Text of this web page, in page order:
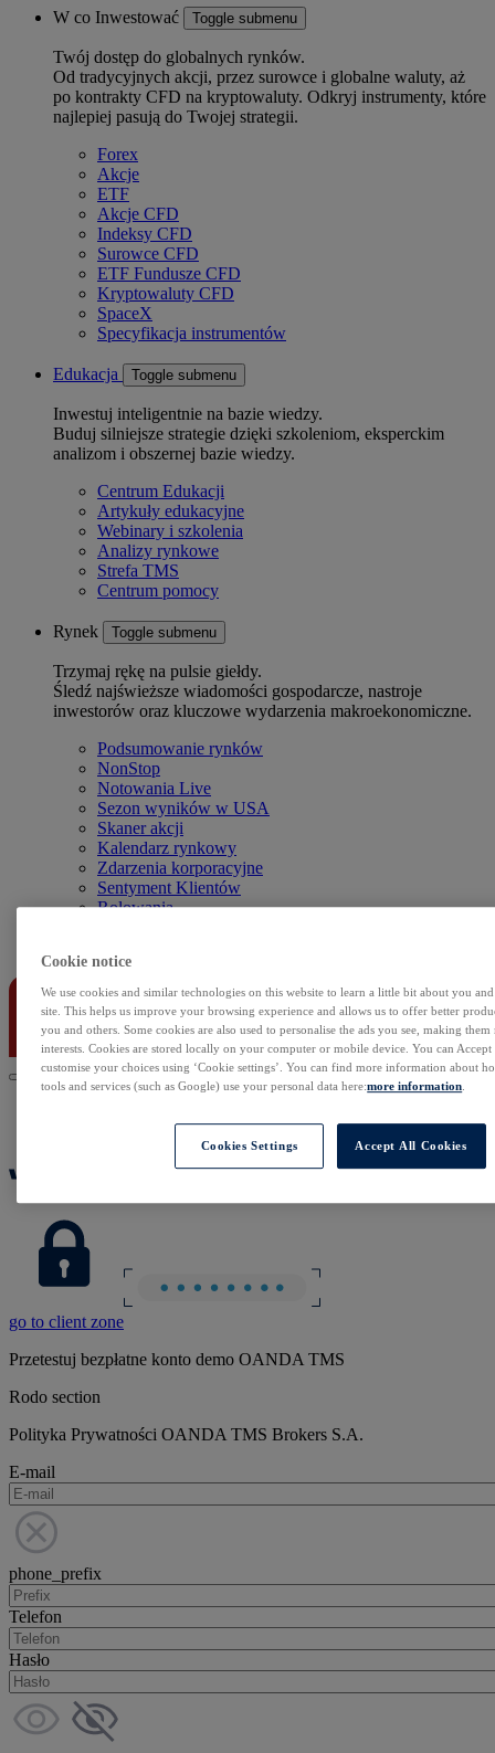
W co Inwestować Toggle submenu
Twój dostęp do globalnych rynków.
Od tradycyjnych akcji, przez surowce i globalne waluty, aż
po kontrakty CFD na kryptowaluty. Odkryj instrumenty, które
najlepiej pasują do Twojej strategii.
Forex
Akcje
ETF
Akcje CFD
Indeksy CFD
Surowce CFD
ETF Fundusze CFD
Kryptowaluty CFD
SpaceX
Specyfikacja instrumentów
Edukacja Toggle submenu
Inwestuj inteligentnie na bazie wiedzy.
Buduj silniejsze strategie dzięki szkoleniom, eksperckim
analizom i obszernej bazie wiedzy.
Centrum Edukacji
Artykuły edukacyjne
Webinary i szkolenia
Analizy rynkowe
Strefa TMS
Centrum pomocy
Rynek Toggle submenu
Trzymaj rękę na pulsie giełdy.
Śledź najświeższe wiadomości gospodarcze, nastroje
inwestorów oraz kluczowe wydarzenia makroekonomiczne.
Podsumowanie rynków
NonStop
Notowania Live
Sezon wyników w USA
Skaner akcji
Kalendarz rynkowy
Zdarzenia korporacyjne
Sentyment Klientów
Rolowania
go to client zone
Przetestuj bezpłatne konto demo OANDA TMS
Rodo section
Polityka Prywatności OANDA TMS Brokers S.A.
E-mail
phone_prefix
Telefon
Hasło
Cookie notice
We use cookies and similar technologies on this website to learn a little bit about you
site. This helps us improve your browsing experience and allows us to offer better
you and others. Some cookies are also used to personalise the ads you see, making
interests. Cookies are stored locally on your computer or mobile device. You can
customise your choices using ‘Cookie settings’. You can find more information about
tools and services (such as Google) use your personal data here:more information
Cookies Settings Accept All Cookies